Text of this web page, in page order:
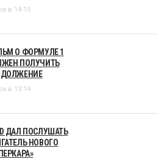
в 14:15
О ФОРМУЛЕ 1
ПОЛУЧИТЬ
в 13:14
ДАЛ ПОСЛУШАТЬ
НОВОГО